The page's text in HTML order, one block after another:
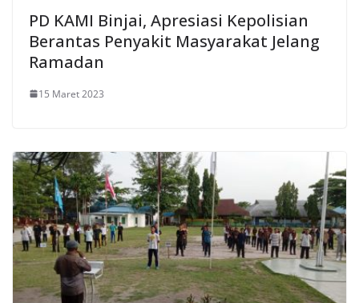
PD KAMI Binjai, Apresiasi Kepolisian
Berantas Penyakit Masyarakat Jelang
Ramadan
15 Maret 2023